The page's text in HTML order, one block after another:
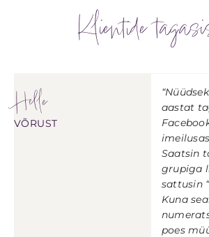
Klientide
Helle
VÕRUST
aastat
Saatsin
grupiga
sattusin
Kuna
poes